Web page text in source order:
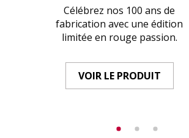
Célébrez nos 100 ans de
fabrication avec une édition
limitée en rouge passion.
VOIR LE PRODUIT